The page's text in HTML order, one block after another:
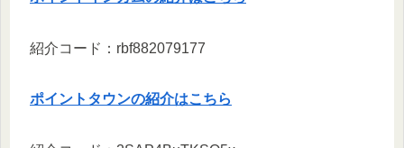
紹介コード：rbf882079177
ポイントタウンの紹介はこちら